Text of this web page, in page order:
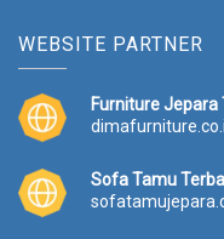
WEBSITE PARTNER
Furniture Jepara
Sofa Tamu